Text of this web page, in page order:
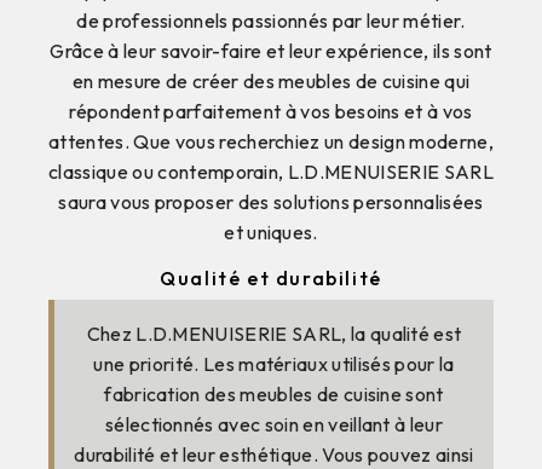
de professionnels passionnés par leur métier.
Grâce à leur savoir-faire et leur expérience, ils sont
en mesure de créer des meubles de cuisine qui
répondent parfaitement à vos besoins et à vos
attentes. Que vous recherchiez un design moderne,
classique ou contemporain, L.D.MENUISERIE SARL
saura vous proposer des solutions personnalisées
et uniques.
Qualité et durabilité
Chez L.D.MENUISERIE SARL, la qualité est
une priorité. Les matériaux utilisés pour la
fabrication des meubles de cuisine sont
sélectionnés avec soin en veillant à leur
durabilité et leur esthétique. Vous pouvez ainsi